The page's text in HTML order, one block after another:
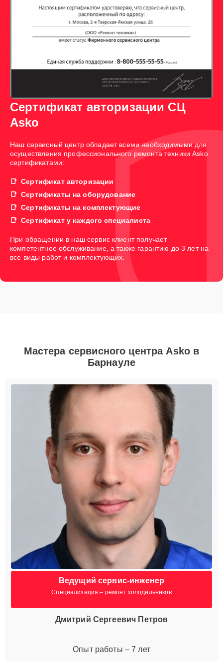
Сертификат авторизации СЦ
Asko
Наш сервисный центр обладает всеми необходимыми для
осуществления профессионального ремонта техники Asko
сертификатами:
Сертификат авторизации
Сертификаты на оборудование
Сертификаты на комплектующие
Сертификат у каждого специалиста
При обращении в наш сервис клиент получает
компетентное обслуживание, а также гарантию до 3 лет на
все виды работ и комплектующих.
Мастера сервисного центра Asko в
Барнауле
Ведущий сервис-инженер
Специализация – ремонт холодильников
Дмитрий Сергеевич Петров
Опыт работы – 7 лет